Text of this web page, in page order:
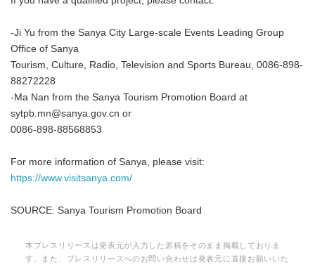
-Ji Yu from the Sanya City Large-scale Events Leading Group
Office of Sanya
Tourism, Culture, Radio, Television and Sports Bureau, 0086-898-
88272228
-Ma Nan from the Sanya Tourism Promotion Board at
sytpb.mn@sanya.gov.cn or
0086-898-88568853
For more information of Sanya, please visit:
https://www.visitsanya.com/
SOURCE: Sanya Tourism Promotion Board
本プレスリリースは発表元が入力した原稿をそのまま掲載しておりま
す。また、プレスリリースへのお問い合わせは発表元に直接お願いいた